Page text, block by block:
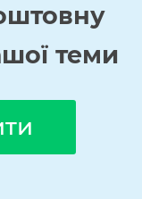
теми